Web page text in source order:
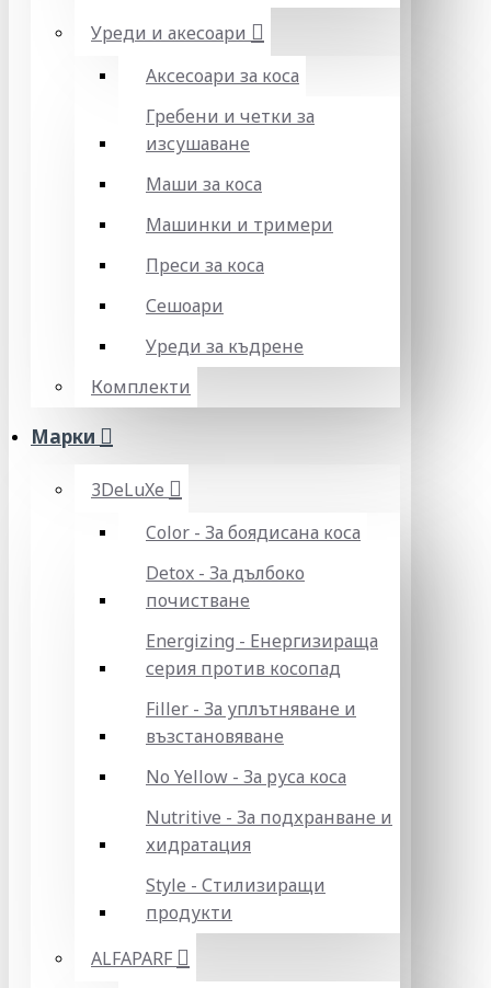
Уреди и акесоари
Аксесоари за коса
Гребени и четки за
изсушаване
Маши за коса
Машинки и тримери
Преси за коса
Сешоари
Уреди за къдрене
Комплекти
Марки
3DeLuXe
Color - За боядисана коса
Detox - За дълбоко
почистване
Energizing - Енергизираща
серия против косопад
Filler - За уплътняване и
възстановяване
No Yellow - За руса коса
Nutritive - За подхранване и
хидратация
Style - Стилизиращи
продукти
ALFAPARF